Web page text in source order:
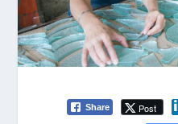
Share Post